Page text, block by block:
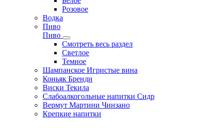
Розовое
Водка
Пиво
Пиво
Смотреть весь раздел
Cветлое
Темное
Шампанское Игристые вина
Коньяк Бренди
Виски Текила
Слабоалкогольные напитки Сидр
Вермут Мартини Чинзано
Крепкие напитки